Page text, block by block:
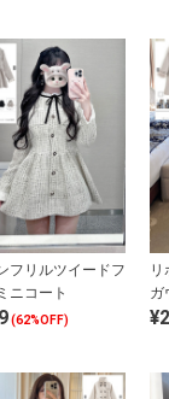
フリルツイードフ
ニコート
(62%OFF)
リ
ガ